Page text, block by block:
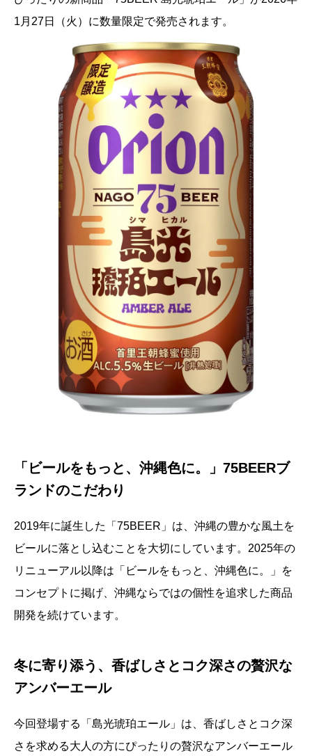
1月27日（火）に数量限定で発売されます。
「ビールをもっと、沖縄色に。」75BEERブ
ランドのこだわり
2019年に誕生した「75BEER」は、沖縄の豊かな風土を
ビールに落とし込むことを大切にしています。2025年の
リニューアル以降は「ビールをもっと、沖縄色に。」を
コンセプトに掲げ、沖縄ならではの個性を追求した商品
開発を続けています。
冬に寄り添う、香ばしさとコク深さの贅沢な
アンバーエール
今回登場する「島光琥珀エール」は、香ばしさとコク深
さを求める大人の方にぴったりの贅沢なアンバーエール